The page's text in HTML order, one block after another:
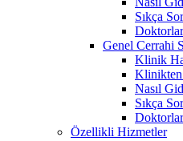
Sıkça
Genel Cerrahi
Klinik
Nasıl
Sıkça
Özellikli Hizmetler